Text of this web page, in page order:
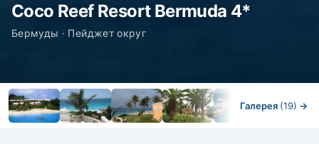
Coco Reef Resort Bermuda 4*
Бермуды · Пейджет округ
Галерея (19) →